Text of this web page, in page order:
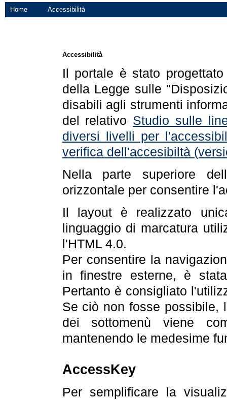
Home Accessibilità
Accessibilità
Il portale è stato
della Legge sulle
disabili agli strumenti
del relativo Studio sulle
diversi livelli per
verifica dell'accesibiltà
Nella parte superiore
orizzontale per consentire
Il layout è realizzato
linguaggio di marcatura
l'HTML 4.0.
Per consentire la
in finestre esterne, è
Pertanto è consigliato
Se ciò non fosse possibile,
dei sottomenù viene
mantenendo le medesime
AccessKey
Per semplificare la